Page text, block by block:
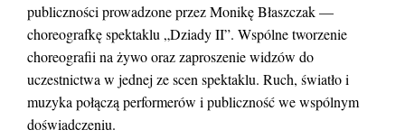
publiczności prowadzone przez Monikę Błaszczak —
choreografkę spektaklu „Dziady II”. Wspólne tworzenie
choreografii na żywo oraz zaproszenie widzów do
uczestnictwa w jednej ze scen spektaklu. Ruch, światło i
muzyka połączą performerów i publiczność we wspólnym
doświadczeniu.